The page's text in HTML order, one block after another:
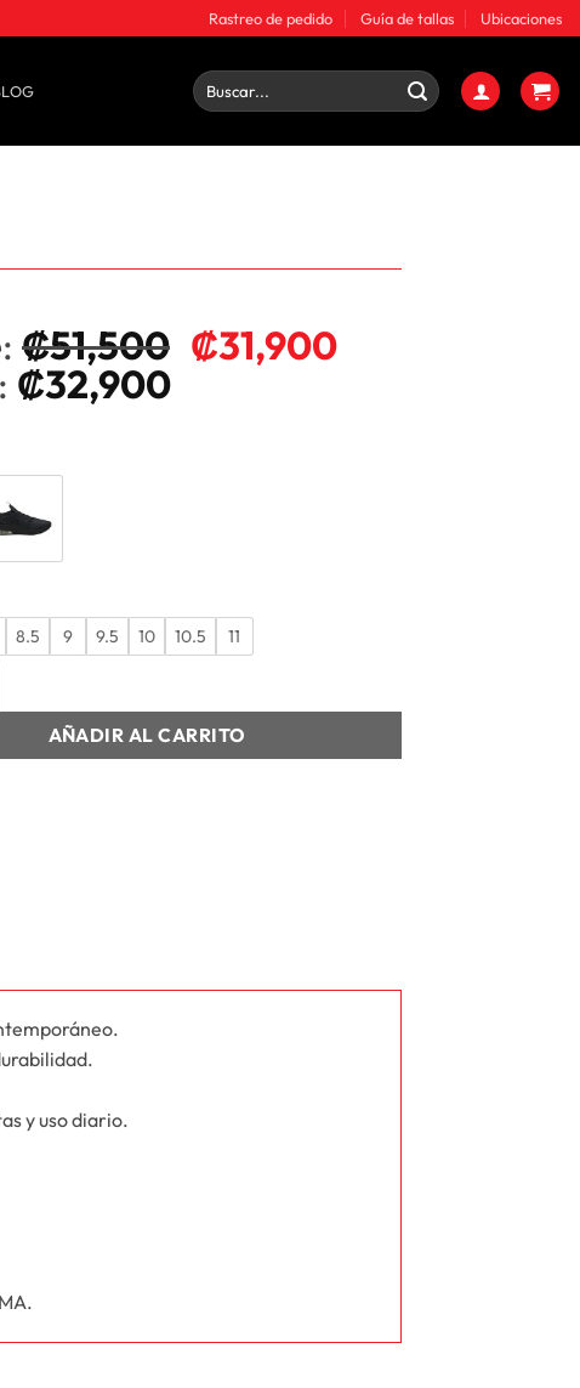
Rastreo de pedido Guía de tallas Ubicaciones
Buscar
por:
₡51,500 ₡31,900
₡32,900
8.5 9 9.5 10 10.5
11
STREET cantidad
AÑADIR AL CARRITO
y uso diario.